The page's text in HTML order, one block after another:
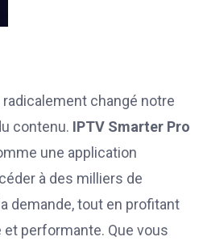
changé notre
contenu. IPTV Smarter Pro
une application
à des milliers de
demande, tout en profitant
et performante. Que vous